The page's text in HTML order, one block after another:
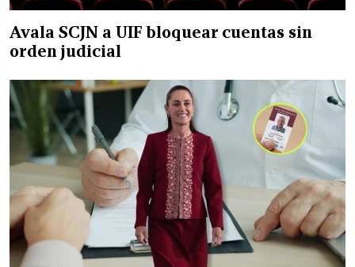
Avala SCJN a UIF bloquear cuentas sin
orden judicial